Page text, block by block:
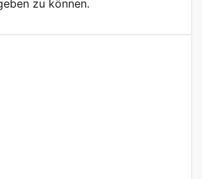
zu können.